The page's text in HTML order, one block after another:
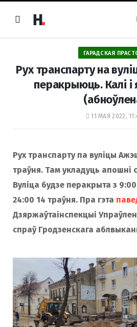
ГАРАДСКАЯ
Рух транспарту на
перакрыюць. Калі і
11 МАЯ 2022,
Рух транспарту па вуліцы
траўня. Там укладуць апошні
Вуліца будзе перакрыта з 9:00
24:00 14 траўня. Пра гэта
Дзяржаўтаінспекцыі
спраў Гродзенскага